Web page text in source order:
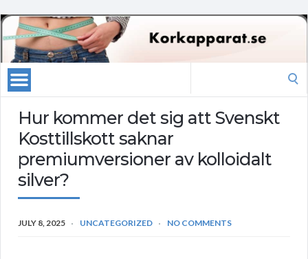
Hur kommer det sig att Svenskt
Kosttillskott saknar
premiumversioner av kolloidalt
silver?
JULY 8, 2025 UNCATEGORIZED NO COMMENTS